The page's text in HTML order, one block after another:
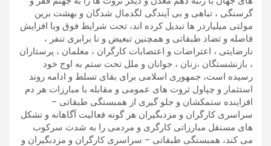
گرسنگی ، تباهی و بی آیندگی لگدمال شدگان و بهشت برین
مولتی میلیاردر ها تبدیل کرده اند، تحت شرایط فوق وبا افزایش
فاصله و تضاد طبقاتی و همچنین تبعیض و نا برابری تنفر ،
نارضایتی ، اعتراضات و اعتصابات کارگران ، معلمان ، پرستاران
، بازنشستگان ،زنان ، جوانان و ملل تحت ستم به اوج خود
رسیده است، جمهوری اسلامی برای بقای تسلط و ادامه روند
استثمار و چپاول ثروت های عمومی و مقابله با مبارزات هر دم
افزاینده ستمکشان و جلو گیری از همبستگی طبقاتی –
سراسری کارگران و مزدبگیران هر گونه فعالیت آگاهانه و تشکل
های مستقل مبارزاتی کارگری و مردمی را به شدت سرکوب
می کند، همبستگی طبقاتی – سراسری کارگران و مزدبگیران و